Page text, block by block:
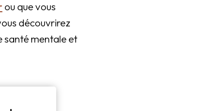
ou que vous
découvrirez
santé mentale et